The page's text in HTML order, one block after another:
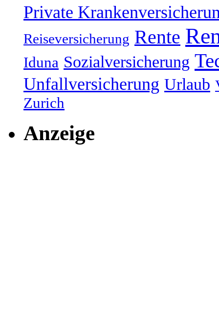
Private
Reiseversicherung Rente
Iduna Sozialversicherung
Unfallversicherung Urlaub
Zurich
Anzeige